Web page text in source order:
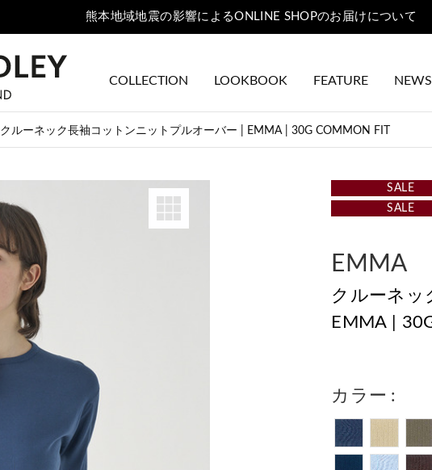
熊本地域地震の影響によるONLINE SHOPのお届けについて
COLLECTION LOOKBOOK FEATURE NEWS
クルーネック長袖コットンニットプルオーバー | EMMA | 30G COMMON FIT
SALE
SALE
EMMA
クルーネッ
EMMA |
カラー